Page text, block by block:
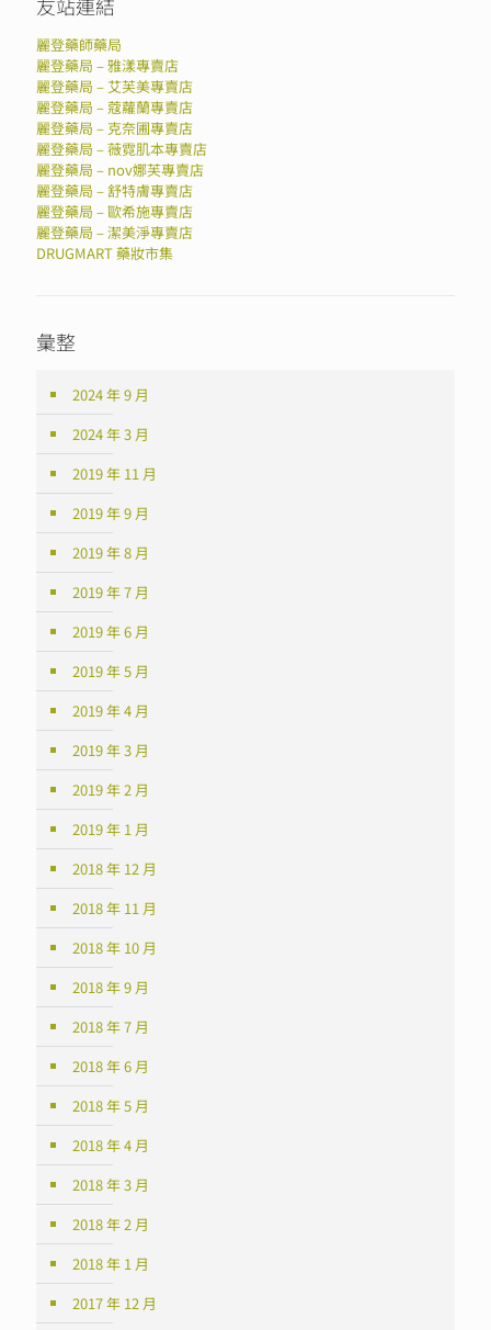
麗登藥師藥局
麗登藥局 – 雅漾專賣店
麗登藥局 – 艾芙美專賣店
麗登藥局 – 蔻蘿蘭專賣店
麗登藥局 – 克奈圃專賣店
麗登藥局 – 薇霓肌本專賣店
麗登藥局 – nov娜芙專賣店
麗登藥局 – 舒特膚專賣店
麗登藥局 – 歐希施專賣店
麗登藥局 – 潔美淨專賣店
DRUGMART 藥妝市集
彙整
2024 年 9 月
2024 年 3 月
2019 年 11 月
2019 年 9 月
2019 年 8 月
2019 年 7 月
2019 年 6 月
2019 年 5 月
2019 年 4 月
2019 年 3 月
2019 年 2 月
2019 年 1 月
2018 年 12 月
2018 年 11 月
2018 年 10 月
2018 年 9 月
2018 年 7 月
2018 年 6 月
2018 年 5 月
2018 年 4 月
2018 年 3 月
2018 年 2 月
2018 年 1 月
2017 年 12 月